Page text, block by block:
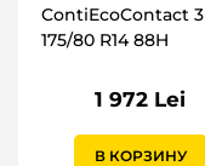
ContiEcoContact 3
175/80 R14 88H
1 972 Lei
В КОРЗИНУ